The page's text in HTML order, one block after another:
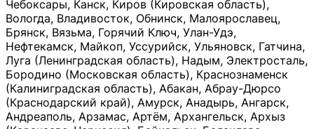
Чебоксары, Канск, Киров (Кировская область),
Вологда, Владивосток, Обнинск, Малоярославец,
Брянск, Вязьма, Горячий Ключ, Улан-Удэ,
Нефтекамск, Майкоп, Уссурийск, Ульяновск, Гатчина,
Луга (Ленинградская область), Надым, Электросталь,
Бородино (Московская область), Краснознаменск
(Калиниградская область), Абакан, Абрау-Дюрсо
(Краснодарский край), Амурск, Анадырь, Ангарск,
Андреаполь, Арзамас, Артём, Архангельск, Архыз